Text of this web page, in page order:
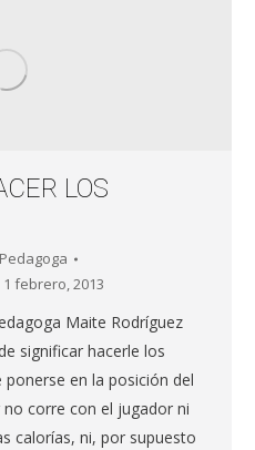
LOS
Pedagoga
1 febrero, 2013
Maite Rodríguez
significar hacerle los
ponerse en la posición del
corre con el jugador ni
calorías, ni, por supuesto